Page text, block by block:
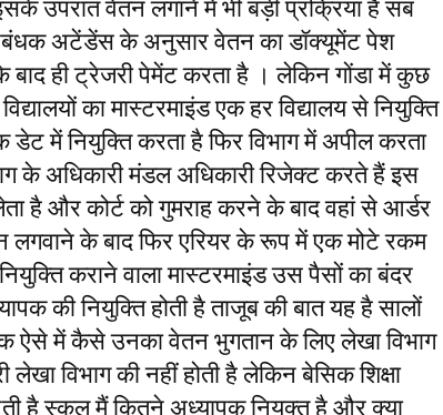
उपरांत वेतन लगाने में भी बड़ी प्रक्रिया है सब
अटेंडेंस के अनुसार वेतन का डॉक्यूमेंट पेश
बाद ही ट्रेजरी पेमेंट करता है । लेकिन गोंडा में कुछ
का मास्टरमाइंड एक हर विद्यालय से नियुक्ति
में नियुक्ति करता है फिर विभाग में अपील करता
के अधिकारी मंडल अधिकारी रिजेक्ट करते हैं इस
है और कोर्ट को गुमराह करने के बाद वहां से आर्डर
के बाद फिर एरियर के रूप में एक मोटे रकम
कराने वाला मास्टरमाइंड उस पैसों का बंदर
की नियुक्ति होती है ताजूब की बात यह है सालों
ऐसे में कैसे उनका वेतन भुगतान के लिए लेखा विभाग
विभाग की नहीं होती है लेकिन बेसिक शिक्षा
है स्कूल मैं कितने अध्यापक नियुक्त है और क्या